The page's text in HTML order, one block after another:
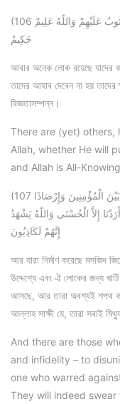
(106 وَآخَرُونَ مُرْجَوْنَ لِأَمْرِ اللّهِ إِمَّا يُعَذِّبُهُمْ وَإِمَّا يَتُوبُ عَلَيْهِمْ وَاللّهُ عَلِيمٌ
حَكِيمٌ
আবার অনেক লোক রয়েছে যাদের
তাদের আযাব দেবেন না হয়
বিজ্ঞতাসম্পন্ন।
There are (yet) others,
Allah, whether He will
and Allah is All-
(107 وَالَّذِينَ اتَّخَذُواْ مَسْجِدًا ضِرَارًا وَكُفْرًا وَتَفْرِيقًا بَيْنَ الْمُؤْمِنِينَ وَإِرْصَادًا
إِلاَّ الْحُسْنَى وَاللّهُ يَشْهَدُ
إِنَّهُمْ لَكَاذِبُونَ
আর যারা নির্মাণ করেছে মসজিদ
উদ্দেশ্যে এবং ঐ লোকের জন্য
আসছে, আর তারা অবশ্যই শপথ
আল্লাহ সাক্ষী যে, তারা সবাই
And there are those
and infidelity – to
one who warred
They will indeed